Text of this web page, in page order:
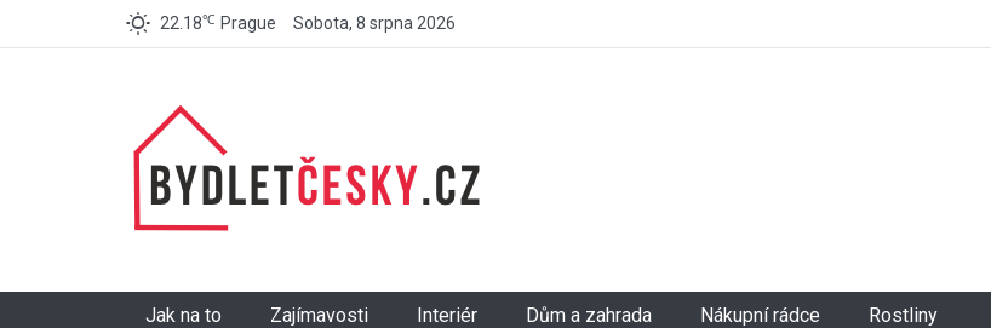
22.18℃ Prague Sobota, 8 srpna 2026
Jak na to Zajímavosti Interiér Dům a zahrada Nákupní rádce Rostliny